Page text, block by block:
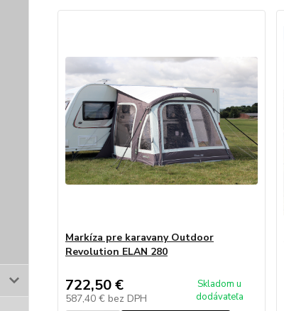
Markíza pre karavany Outdoor
Revolution ELAN 280
722,50 €
587,40 € bez DPH
Skladom u
dodávateľa